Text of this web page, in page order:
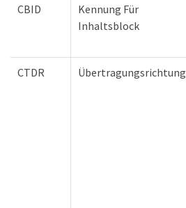
CBID
Kennung Für
Inhaltsblock
CTDR Übertragungsrichtung